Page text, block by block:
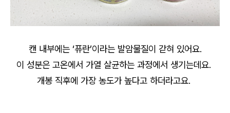
캔 내부에는 ‘퓨란’이라는 발암물질이 갇혀 있어요.
이 성분은 고온에서 가열 살균하는 과정에서 생기는데요.
개봉 직후에 가장 농도가 높다고 하더라고요.